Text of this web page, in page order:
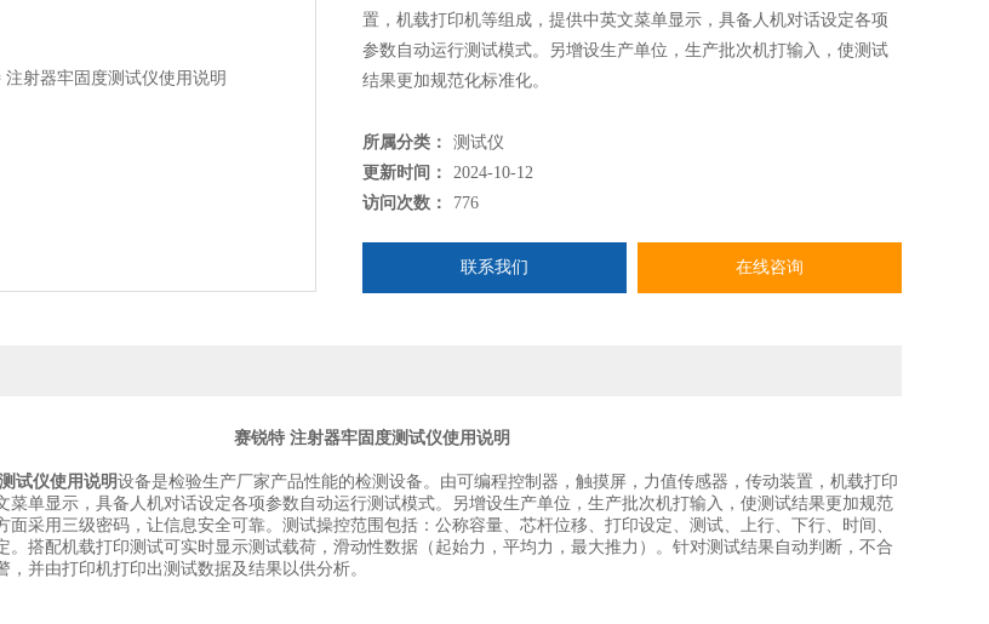
置，机载打印机等组成，提供中英文菜单显示，具备人机对话设定各项
参数自动运行测试模式。另增设生产单位，生产批次机打输入，使测试
结果更加规范化标准化。
所属分类：
测试仪
更新时间：
2024-10-12
访问次数：
776
联系我们 在线咨询
赛锐特 注射器牢固度测试仪使用说明
试仪使用说明设备是检验生产厂家产品性能的检测设备。由可编程控制器，触摸屏，力值传感器，传动装置，机载打印
菜单显示，具备人机对话设定各项参数自动运行测试模式。另增设生产单位，生产批次机打输入，使测试结果更加规范
面采用三级密码，让信息安全可靠。测试操控范围包括：公称容量、芯杆位移、打印设定、测试、上行、下行、时间、
。搭配机载打印测试可实时显示测试载荷，滑动性数据（起始力，平均力， 最大推力）。针对测试结果自动判断，不合
，并由打印机打印出测试数据及结果以供分析。